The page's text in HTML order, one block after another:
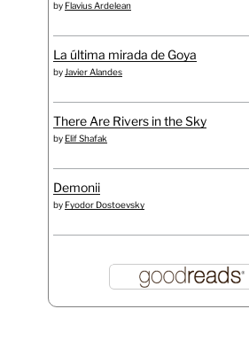
by Flavius Ardelean
La última mirada de Goya
by Javier Alandes
There Are Rivers in the Sky
by Elif Shafak
Demonii
by Fyodor Dostoevsky